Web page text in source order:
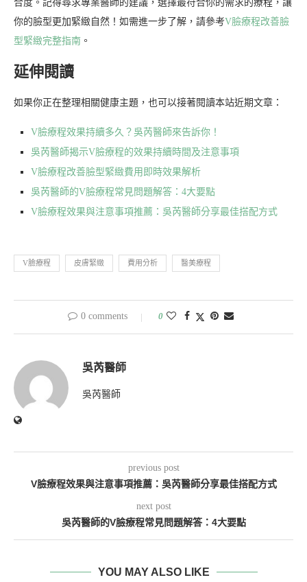
合度。記得尋求專業醫師的建議，選擇最符合你的需求的療程，讓
你的臉型更加緊緻自然！如需進一步了解，請參考V臉療程改善臉
型緊緻完整指南 。
延伸閱讀
如果你正在整理相關健康主題，也可以接著閱讀本站近期文章：
V臉療程效果持續多久？吳芮醫師來告訴你！
吳芮醫師揭示V臉療程的效果持續時間及注意事項
V臉療程改善臉型緊緻費用即時效果解析
吳芮醫師的V臉療程常見問題解答：4大要點
V臉療程效果與注意事項推薦：吳芮醫師分享最佳搭配方式
V臉療程 皮膚緊緻 費用分析 醫美療程
0 comments 0
吳芮醫師
吳芮醫師
previous post
V臉療程效果與注意事項推薦：吳芮醫師分享最佳搭配方式
next post
吳芮醫師的V臉療程常見問題解答：4大要點
YOU MAY ALSO LIKE